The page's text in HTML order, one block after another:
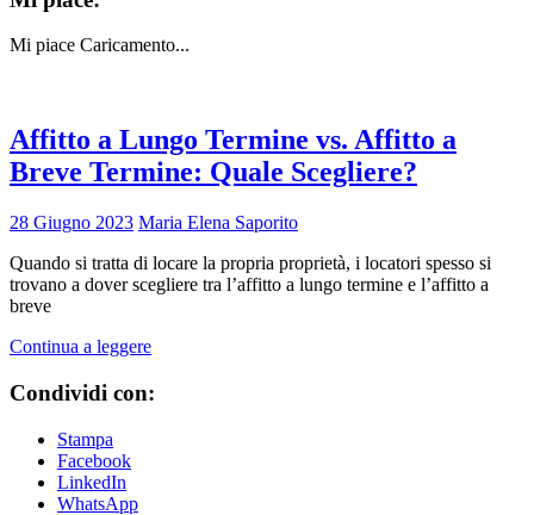
Mi piace Caricamento...
Affitto a Lungo Termine vs. Affitto a
Breve Termine: Quale Scegliere?
28 Giugno 2023 Maria Elena Saporito
Quando si tratta di locare la propria proprietà, i locatori spesso si
trovano a dover scegliere tra l’affitto a lungo termine e l’affitto a
breve
Continua a leggere
Condividi con:
Stampa
Facebook
LinkedIn
WhatsApp